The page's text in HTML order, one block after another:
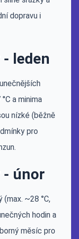
dopravu i
leden
a minima
nízké (běžně
pro
- únor
~28 °C,
hodin a
měsíc pro